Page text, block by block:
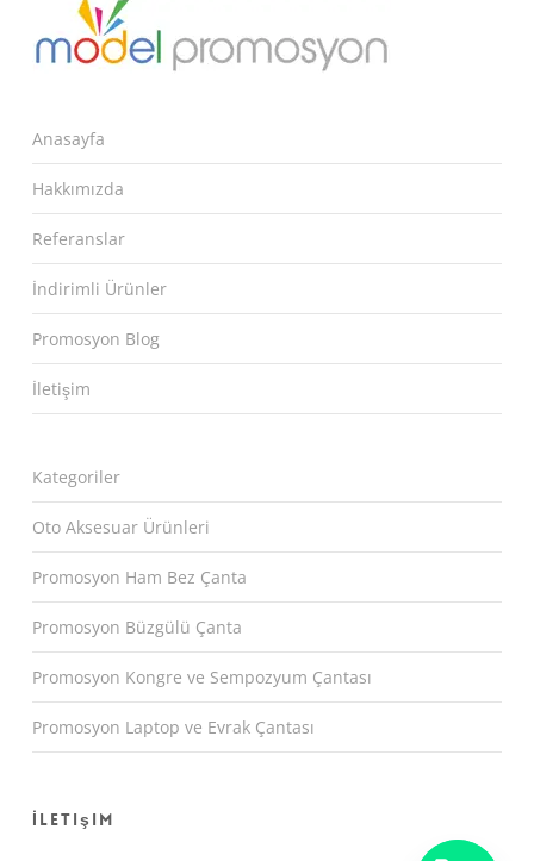
Anasayfa
Hakkımızda
Referanslar
İndirimli Ürünler
Promosyon Blog
İletişim
Kategoriler
Oto Aksesuar Ürünleri
Promosyon Ham Bez Çanta
Promosyon Büzgülü Çanta
Promosyon Kongre ve Sempozyum Çantası
Promosyon Laptop ve Evrak Çantası
İletişim